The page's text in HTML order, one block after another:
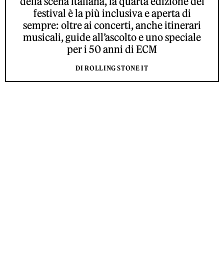
festival è la più inclusiva e aperta di
sempre: oltre ai concerti, anche itinerari
musicali, guide all’ascolto e uno speciale
per i 50 anni di ECM
DI ROLLING STONE IT